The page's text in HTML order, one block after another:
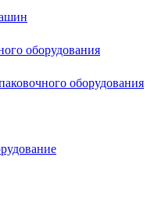
оборудования
оборудования